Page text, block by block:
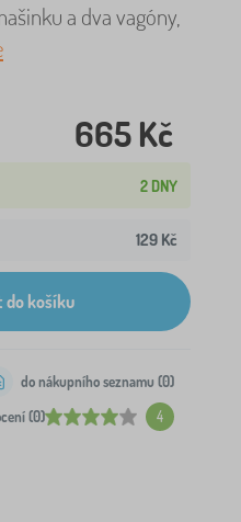
a dva vagóny,
665 Kč
2 DNY
129 Kč
do košíku
(0) 4
do nákupního seznamu (0)